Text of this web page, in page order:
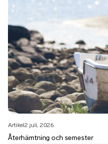
Artikel2 juli, 2026
Återhämtning och semester